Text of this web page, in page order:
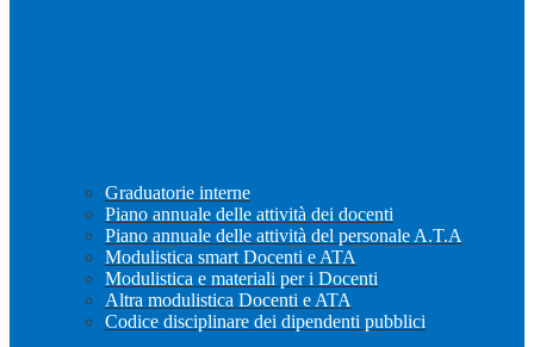
Graduatorie interne
Piano annuale delle attività dei docenti
Piano annuale delle attività del personale A.T.A
Modulistica smart Docenti e ATA
Modulistica e materiali per i Docenti
Altra modulistica Docenti e ATA
Codice disciplinare dei dipendenti pubblici